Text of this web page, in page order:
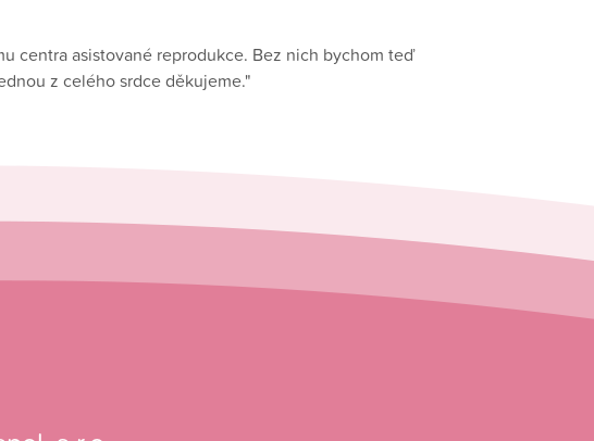
centra asistované reprodukce. Bez nich bychom teď
z celého srdce děkujeme."